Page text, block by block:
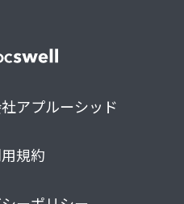
アプルーシッド
規約